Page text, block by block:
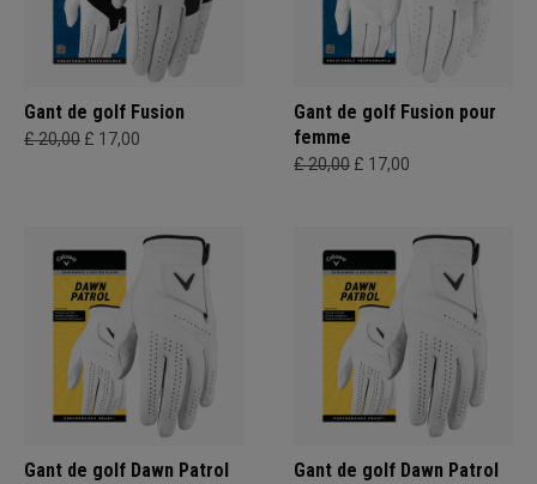
Gant de golf Fusion
£ 20,00 £ 17,00
Gant de golf Fusion pour
femme
£ 20,00 £ 17,00
Gant de golf Dawn Patrol Gant de golf Dawn Patrol